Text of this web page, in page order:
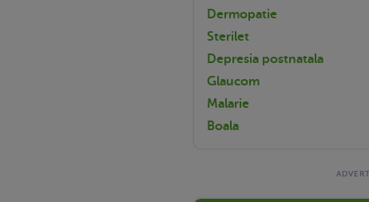
Dermopatie
Sterilet
Depresia postnatala
Glaucom
Malarie
Boala